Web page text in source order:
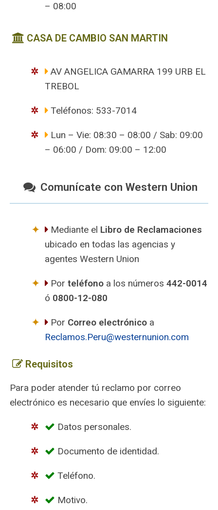
– 08:00
CASA DE CAMBIO SAN MARTIN
AV ANGELICA GAMARRA 199 URB EL
TREBOL
Teléfonos: 533-7014
Lun – Vie: 08:30 – 08:00 / Sab: 09:00
– 06:00 / Dom: 09:00 – 12:00
Comunícate con Western Union
Mediante el Libro de Reclamaciones
ubicado en todas las agencias y
agentes Western Union
Por teléfono a los números 442-0014
ó 0800-12-080
Por Correo electrónico a
Reclamos.Peru@westernunion.com
Requisitos
Para poder atender tú reclamo por correo
electrónico es necesario que envíes lo siguiente:
Datos personales.
Documento de identidad.
Teléfono.
Motivo.